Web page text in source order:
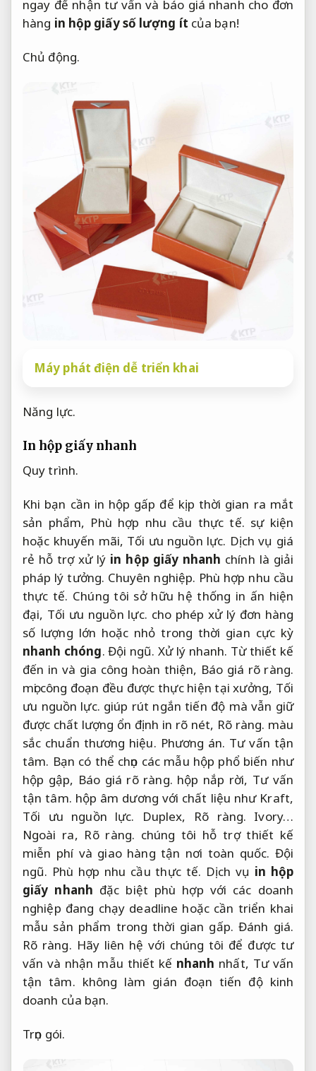
ngay để nhận tư vấn và báo giá nhanh cho đơn
hàng in hộp giấy số lượng ít của bạn!
Chủ động.
Máy phát điện dễ triển khai
Năng lực.
In hộp giấy nhanh
Quy trình.
Khi bạn cần in hộp gấp để kịp thời gian ra mắt
sản phẩm, Phù hợp nhu cầu thực tế. sự kiện
hoặc khuyến mãi, Tối ưu nguồn lực. Dịch vụ giá
rẻ hỗ trợ xử lý in hộp giấy nhanh chính là giải
pháp lý tưởng. Chuyên nghiệp. Phù hợp nhu cầu
thực tế. Chúng tôi sở hữu hệ thống in ấn hiện
đại, Tối ưu nguồn lực. cho phép xử lý đơn hàng
số lượng lớn hoặc nhỏ trong thời gian cực kỳ
nhanh chóng.Đội ngũ. Xử lý nhanh. Từ thiết kế
đến in và gia công hoàn thiện, Báo giá rõ ràng.
mọi công đoạn đều được thực hiện tại xưởng, Tối
ưu nguồn lực. giúp rút ngắn tiến độ mà vẫn giữ
được chất lượng ổn định in rõ nét, Rõ ràng. màu
sắc chuẩn thương hiệu. Phương án. Tư vấn tận
tâm. Bạn có thể chọn các mẫu hộp phổ biến như
hộp gập, Báo giá rõ ràng. hộp nắp rời, Tư vấn
tận tâm. hộp âm dương với chất liệu như Kraft,
Tối ưu nguồn lực. Duplex, Rõ ràng. Ivory…
Ngoài ra, Rõ ràng. chúng tôi hỗ trợ thiết kế
miễn phí và giao hàng tận nơi toàn quốc. Đội
ngũ. Phù hợp nhu cầu thực tế. Dịch vụ in hộp
giấy nhanh đặc biệt phù hợp với các doanh
nghiệp đang chạy deadline hoặc cần triển khai
mẫu sản phẩm trong thời gian gấp.Đánh giá.
Rõ ràng. Hãy liên hệ với chúng tôi để được tư
vấn và nhận mẫu thiết kế nhanh nhất, Tư vấn
tận tâm. không làm gián đoạn tiến độ kinh
doanh của bạn.
Trọn gói.